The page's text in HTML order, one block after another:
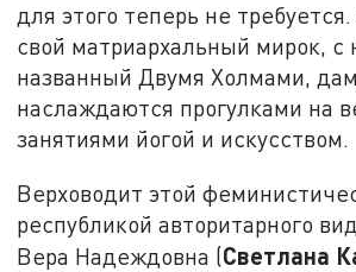
для этого теперь не
свой матриархальный мирок, с
названный Двумя Холмами,
наслаждаются прогулками на
занятиями йогой и искусством.
Верховодит этой
республикой авторитарного
Вера Надеждовна (Светлана